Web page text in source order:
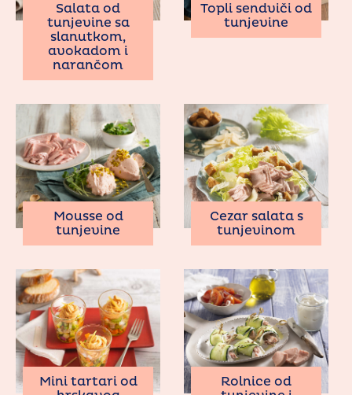
Salata od
tunjevine sa
slanutkom,
avokadom i
narančom
Topli sendviči od
tunjevine
Mousse od
tunjevine
Cezar salata s
tunjevinom
Mini tartari od
Rolnice od